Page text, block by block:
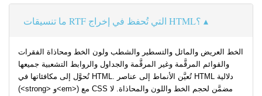
ما تنسيقات RTF التي تُحفظ في إخراج HTML؟
الخط العريض والمائل والتسطير والشطب ولون الخط ومحاذاة الفقرات
والقوائم المرقَّمة وغير المرقَّمة والجداول والروابط التشعبية جميعها
تُحوَّل إلى مكافئاتها في HTML. تُعيَّن الأنماط إلى عناصر HTML دلالية
(<strong> و<em>) مع CSS مضمَّن لحجم الخط واللون والمحاذاة. لا